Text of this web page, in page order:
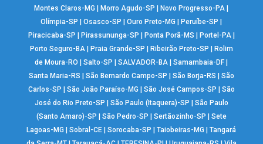
Montes Claros-MG
Morro Agudo-SP Novo Progresso-PA
Olímpia-SP
|Osasco-SP |Ouro Preto-MG Peruíbe-SP
Piracicaba-SP
Pirassununga-SP Ponta Porã-MS Portel-PA|
Porto Seguro-BA| Praia Grande-SP Ribeirão Preto-SP
Rolim
de Moura-RO
|Salto-SP |SALVADOR-BA |Samambaia-DF
Santa Maria-RS
São Bernardo Campo-SP São Borja-RS
São
Carlos-SP
São João Paraíso-MG São José Campos-SP
São
José do Rio Preto-SP
São Paulo (Itaquera)-SP
São Paulo
(Santo Amaro)-SP
São Pedro-SP Sertãozinho-SP
Sete
Lagoas-MG
|Sobral-CE |Sorocaba-SP |Taiobeiras-MG |Tangará